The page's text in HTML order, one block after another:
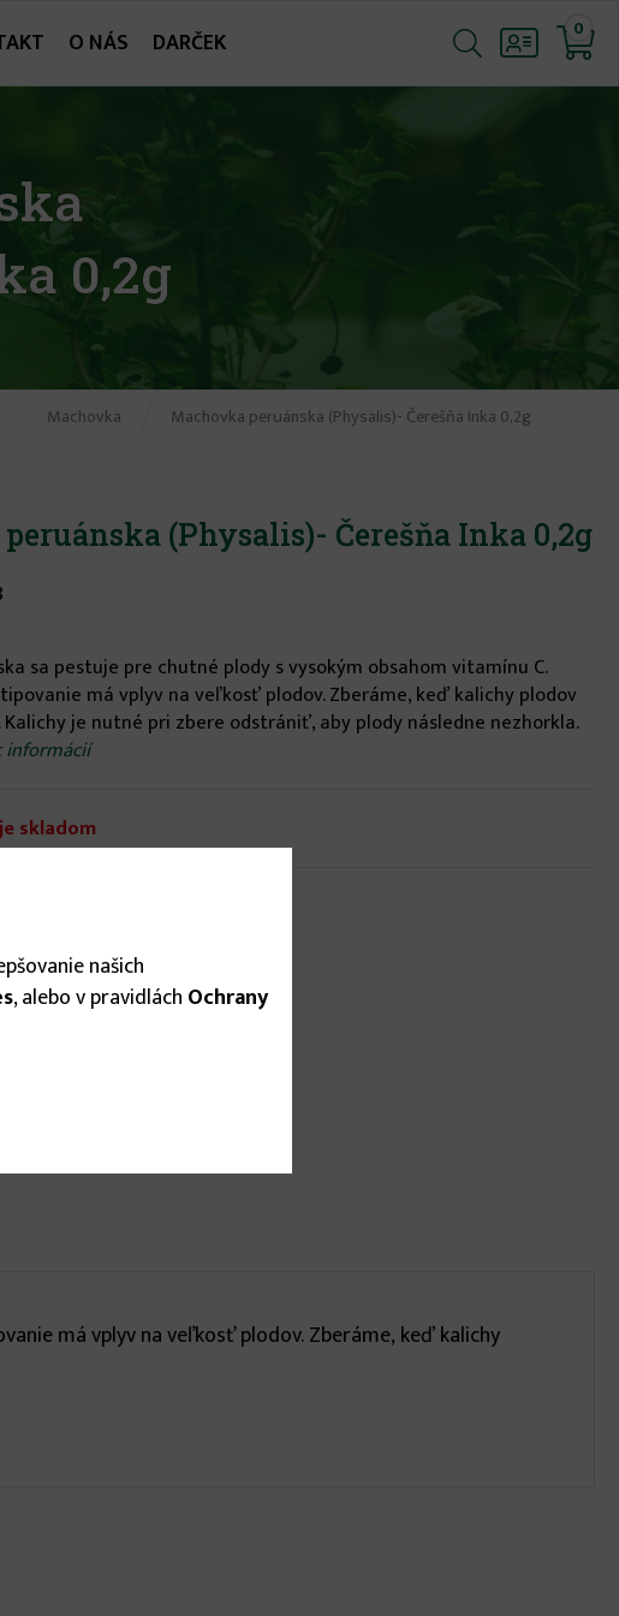
O NÁS DARČEK 0
0,2g
Machovka Machovka peruánska (Physalis)- Čerešňa Inka 0,2g
(Physalis)- Čerešňa Inka 0,2g
sa pestuje pre chutné plody s vysokým obsahom vitamínu C.
má vplyv na veľkosť plodov. Zberáme, keď kalichy plodov
je nutné pri zbere odstrániť, aby plody následne nezhorkla.
informácií
skladom
má vplyv na veľkosť plodov. Zberáme, keď kalichy
našich
, alebo v pravidlách Ochrany